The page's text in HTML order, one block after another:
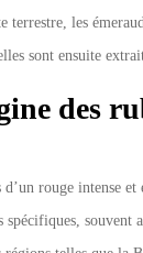
terrestre, les
sont ensuite
des
d’un rouge intense
souvent